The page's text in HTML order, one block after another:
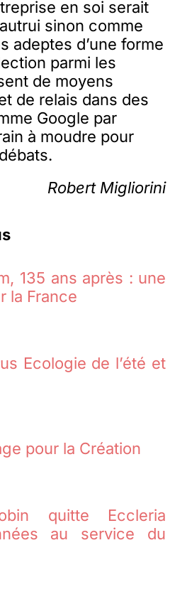
en soi serait
sinon comme
adeptes d’une forme
parmi les
de moyens
de relais dans des
Google par
à moudre pour
Robert Migliorini
135 ans après : une
la France
Ecologie de l’été et
pour la Création
quitte Eccleria
au service du